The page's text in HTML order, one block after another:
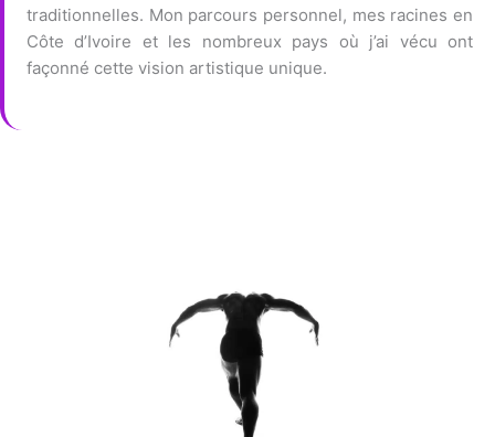
traditionnelles. Mon parcours personnel, mes racines en
Côte d’Ivoire et les nombreux pays où j’ai vécu ont
façonné cette vision artistique unique.